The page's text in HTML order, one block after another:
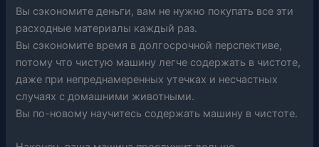
Вы сэкономите деньги, вам не нужно покупать все эти
расходные материалы каждый раз.
Вы сэкономите время в долгосрочной перспективе,
потому что чистую машину легче содержать в чистоте,
даже при непреднамеренных утечках и несчастных
случаях с домашними животными.
Вы по-новому научитесь содержать машину в чистоте.